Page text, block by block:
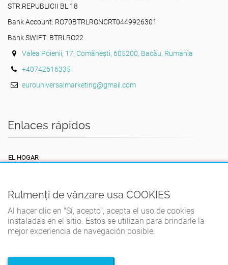
STR.REPUBLICII BL.18
Bank Account: RO70BTRLRONCRT0449926301
Bank SWIFT: BTRLRO22
Valea Poienii, 17, Comănești, 605200, Bacău, Rumania
+40742616335
eurouniversalmarketing@gmail.com
Enlaces rápidos
EL HOGAR
POLÍTICA DE PRIVACIDAD
CONTACTO
Rulmenți de vânzare usa COOKIES
Al hacer clic en "Sí, acepto", acepta el uso de cookies
instaladas en el sitio. Estos se utilizan para brindarle la
mejor experiencia de navegación posible.